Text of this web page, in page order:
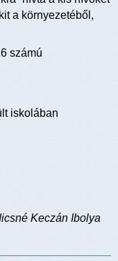
a környezetéből,
számú
iskolában
Keczán Ibolya